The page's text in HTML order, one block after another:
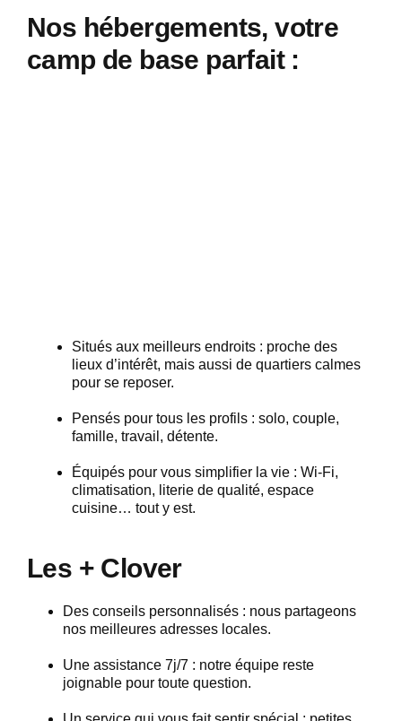
Nos hébergements, votre
camp de base parfait :
Situés aux meilleurs endroits : proche des
lieux d’intérêt, mais aussi de quartiers calmes
pour se reposer.
Pensés pour tous les profils : solo, couple,
famille, travail, détente.
Équipés pour vous simplifier la vie : Wi-Fi,
climatisation, literie de qualité, espace
cuisine… tout y est.
Les + Clover
Des conseils personnalisés : nous partageons
nos meilleures adresses locales.
Une assistance 7j/7 : notre équipe reste
joignable pour toute question.